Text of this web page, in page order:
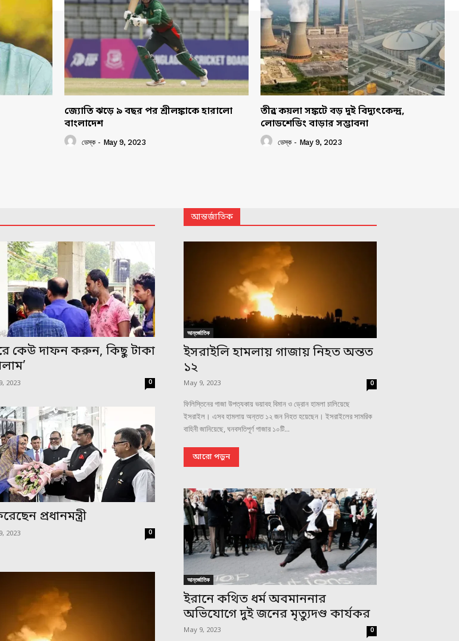
জ্যোতি ঝড়ে ৯ বছর পর শ্রীলঙ্কাকে হারালো
বাংলাদেশ
ডেস্ক - May 9, 2023
তীব্র কয়লা সঙ্কটে বড় দুই বিদ্যুৎকেন্দ্র,
লোডশেডিং বাড়ার সম্ভাবনা
ডেস্ক - May 9, 2023
কেউ দাফন করুন, কিছু টাকা
2023 0
প্রধানমন্ত্রী
2023 0
আন্তর্জাতিক
আন্তর্জাতিক
ইসরাইলি হামলায় গাজায় নিহত অন্তত
১২
May 9, 2023 0
ফিলিস্তিনের গাজা উপত্যকায় ভয়াবহ বিমান ও ড্রোন হামলা চালিয়েছে
ইসরাইল। এসব হামলায় অন্তত ১২ জন নিহত হয়েছেন। ইসরাইলের সামরিক
বাহিনী জানিয়েছে, ঘনবসতিপূর্ণ গাজার ১০টি...
আরো পড়ুন
আন্তর্জাতিক
ইরানে কথিত ধর্ম অবমাননার
অভিযোগে দুই জনের মৃত্যুদণ্ড কার্যকর
May 9, 2023 0